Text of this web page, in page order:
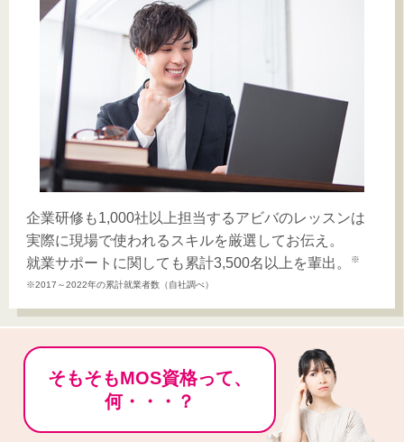
企業研修も1,000社以上担当するアビバのレッスンは
実際に現場で使われるスキルを厳選してお伝え。
就業サポートに関しても累計3,500名以上を輩出。
※
※2017～2022年の累計就業者数（自社調べ）
そもそもMOS資格って、
何・・・？